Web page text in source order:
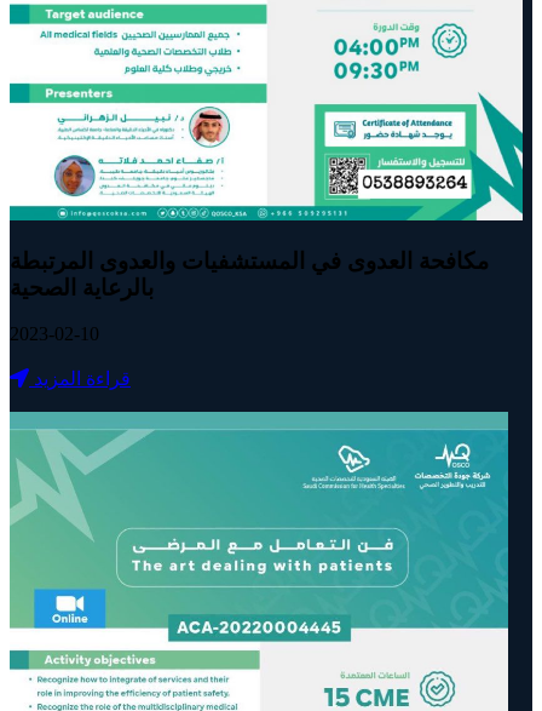
مكافحة العدوى في المستشفيات والعدوى المرتبطة
بالرعاية الصحية
2023-02-10
قراءة المزيد